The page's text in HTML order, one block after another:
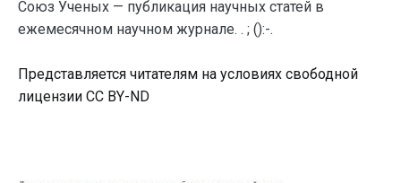
Союз Ученых — публикация научных статей в
ежемесячном научном журнале. . ; ():-.
Представляется читателям на условиях свободной
лицензии CC BY-ND